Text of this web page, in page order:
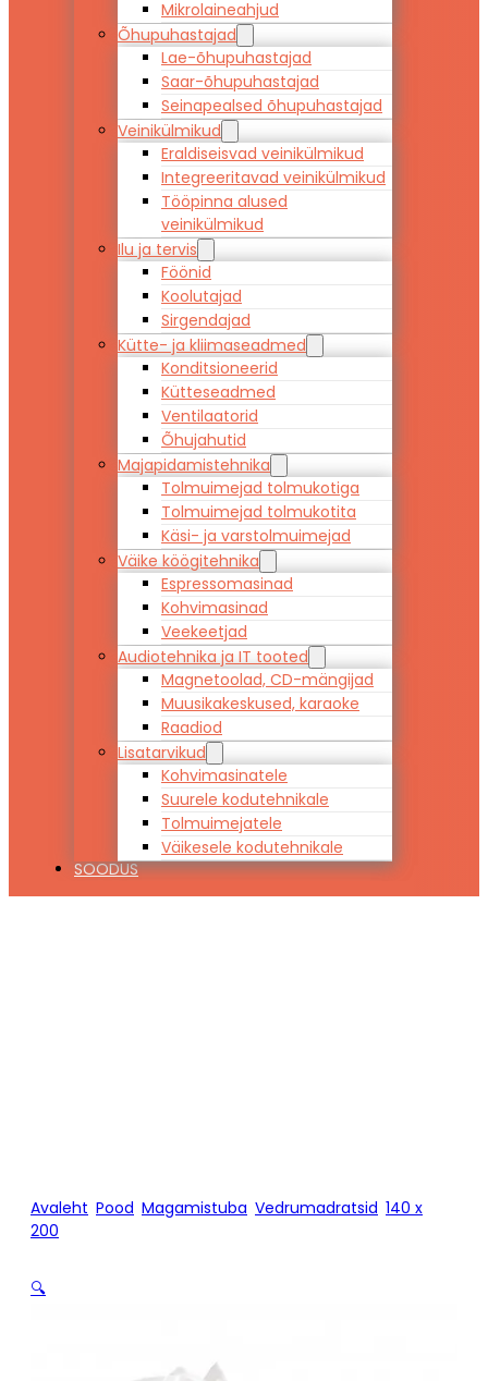
Mikrolaineahjud
Õhupuhastajad
Lae-õhupuhastajad
Saar-õhupuhastajad
Seinapealsed õhupuhastajad
Veinikülmikud
Eraldiseisvad veinikülmikud
Integreeritavad veinikülmikud
Tööpinna alused
veinikülmikud
Ilu ja tervis
Föönid
Koolutajad
Sirgendajad
Kütte- ja kliimaseadmed
Konditsioneerid
Kütteseadmed
Ventilaatorid
Õhujahutid
Majapidamistehnika
Tolmuimejad tolmukotiga
Tolmuimejad tolmukotita
Käsi- ja varstolmuimejad
Väike köögitehnika
Espressomasinad
Kohvimasinad
Veekeetjad
Audiotehnika ja IT tooted
Magnetoolad, CD-mängijad
Muusikakeskused, karaoke
Raadiod
Lisatarvikud
Kohvimasinatele
Suurele kodutehnikale
Tolmuimejatele
Väikesele kodutehnikale
SOODUS
Avaleht Pood Magamistuba Vedrumadratsid 140 x
200
🔍